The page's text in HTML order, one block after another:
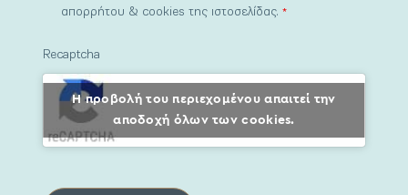
απορρήτου & cookies της ιστοσελίδας.*
Recaptcha
Η προβολή του περιεχομένου απαιτεί την
αποδοχή όλων των cookies.